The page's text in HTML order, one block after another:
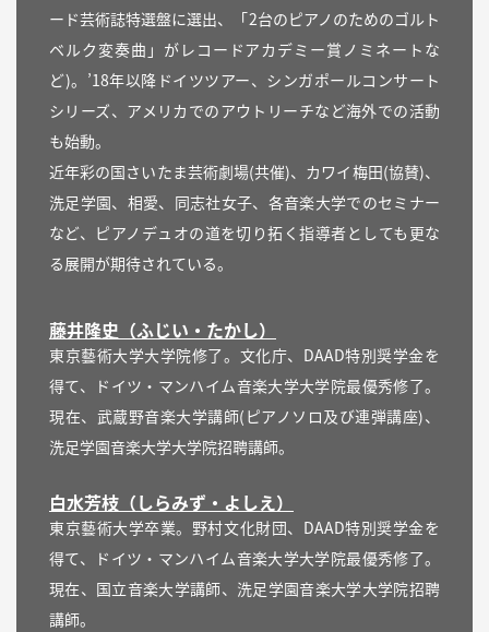
ード芸術誌特選盤に選出、「2台のピアノのためのゴルト
ベルク変奏曲」がレコードアカデミー賞ノミネートな
ど)。’18年以降ドイツツアー、シンガポールコンサート
シリーズ、アメリカでのアウトリーチなど海外での活動
も始動。
近年彩の国さいたま芸術劇場(共催)、カワイ梅田(協賛)、
洗足学園、相愛、同志社女子、各音楽大学でのセミナー
など、ピアノデュオの道を切り拓く指導者としても更な
る展開が期待されている。
藤井隆史（ふじい・たかし）
東京藝術大学大学院修了。文化庁、DAAD特別奨学金を
得て、ドイツ・マンハイム音楽大学大学院最優秀修了。
現在、武蔵野音楽大学講師(ピアノソロ及び連弾講座)、
洗足学園音楽大学大学院招聘講師。
白水芳枝（しらみず・よしえ）
東京藝術大学卒業。野村文化財団、DAAD特別奨学金を
得て、ドイツ・マンハイム音楽大学大学院最優秀修了。
現在、国立音楽大学講師、洗足学園音楽大学大学院招聘
講師。